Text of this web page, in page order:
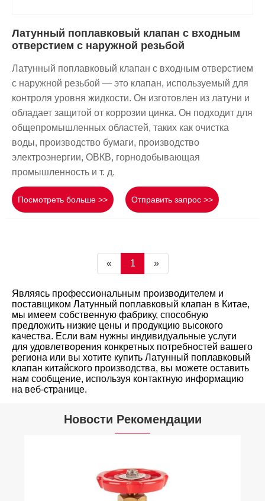
Латунный поплавковый клапан с входным
отверстием с наружной резьбой
Латунный поплавковый клапан с входным отверстием
с наружной резьбой — это клапан, используемый для
контроля уровня жидкости. Он изготовлен из латуни и
обладает защитой от коррозии цинка. Он подходит для
общепромышленных областей, таких как очистка
воды, производство бумаги, производство
электроэнергии, ОВКВ, горнодобывающая
промышленность и т. д.
Посмотреть больше >> Отправить запрос >>
« 1 »
Являясь профессиональным производителем и
поставщиком Латунный поплавковый клапан в Китае,
мы имеем собственную фабрику, способную
предложить низкие цены и продукцию высокого
качества. Если вам нужны индивидуальные услуги
для удовлетворения конкретных потребностей вашего
региона или вы хотите купить Латунный поплавковый
клапан китайского производства, вы можете оставить
нам сообщение, используя контактную информацию
на веб-странице.
Новости Рекомендации